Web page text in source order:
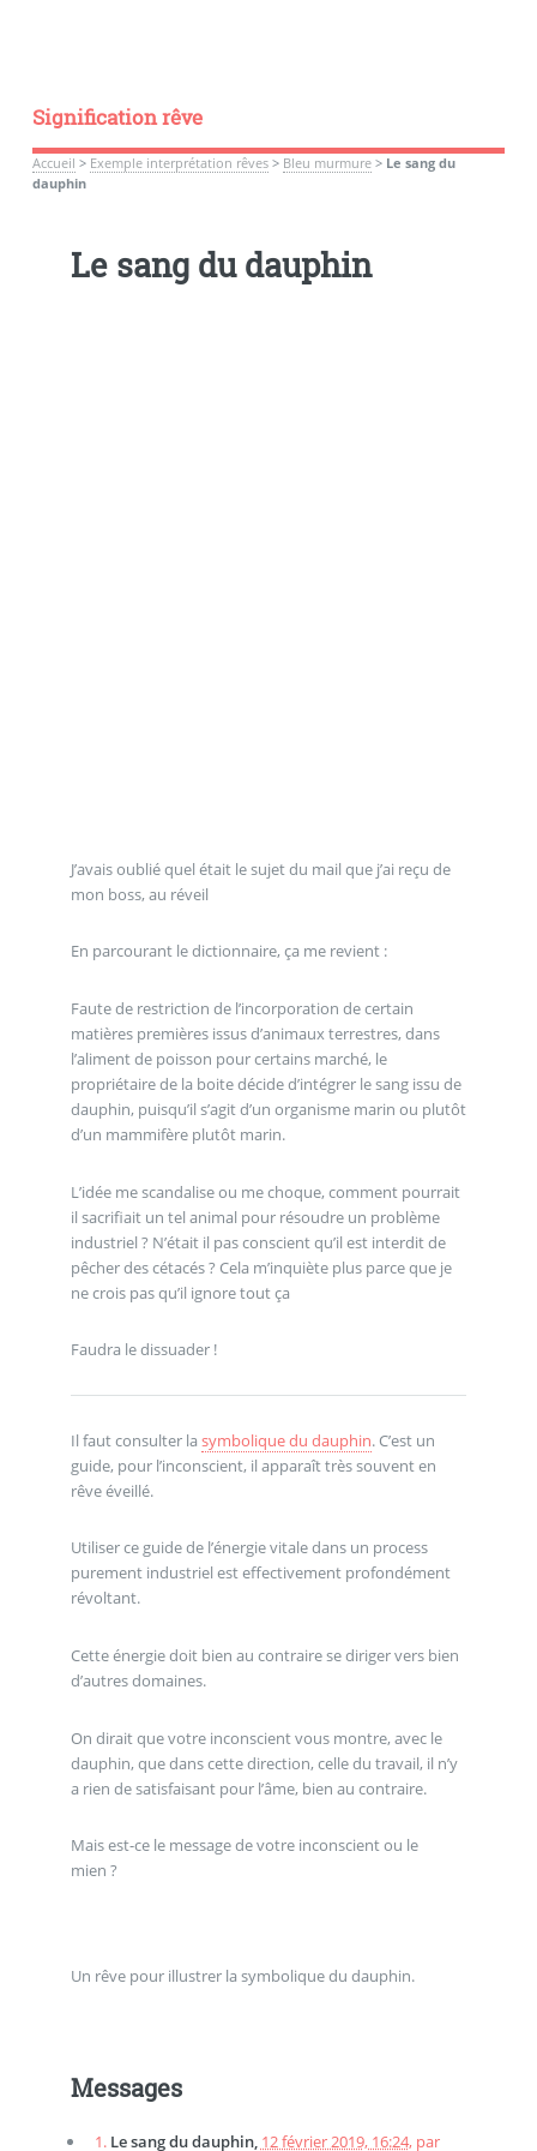
Signification rêve
Accueil > Exemple interprétation rêves> Bleu murmure> Le sang du
dauphin
Le sang du dauphin
J’avais oublié quel était le sujet du mail que j’ai reçu de
mon boss, au réveil
En parcourant le dictionnaire, ça me revient :
Faute de restriction de l’incorporation de certain
matières premières issus d’animaux terrestres, dans
l’aliment de poisson pour certains marché, le
propriétaire de la boite décide d’intégrer le sang issu de
dauphin, puisqu’il s’agit d’un organisme marin ou plutôt
d’un mammifère plutôt marin.
L’idée me scandalise ou me choque, comment pourrait
il sacrifiait un tel animal pour résoudre un problème
industriel ? N’était il pas conscient qu’il est interdit de
pêcher des cétacés ? Cela m’inquiète plus parce que je
ne crois pas qu’il ignore tout ça
Faudra le dissuader !
Il faut consulter la symbolique du dauphin. C’est un
guide, pour l’inconscient, il apparaît très souvent en
rêve éveillé.
Utiliser ce guide de l’énergie vitale dans un process
purement industriel est effectivement profondément
révoltant.
Cette énergie doit bien au contraire se diriger vers bien
d’autres domaines.
On dirait que votre inconscient vous montre, avec le
dauphin, que dans cette direction, celle du travail, il n’y
a rien de satisfaisant pour l’âme, bien au contraire.
Mais est-ce le message de votre inconscient ou le
mien ?
Un rêve pour illustrer la symbolique du dauphin.
Messages
1. Le sang du dauphin, 12 février 2019, 16:24, par